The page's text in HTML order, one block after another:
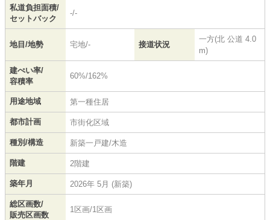
私道負担面積/
セットバック
-/-
地目/地勢 宅地/- 接道状況
一方(北 公道 4.0
m)
建ぺい率/
容積率
60%/162%
用途地域 第一種住居
都市計画 市街化区域
種別/構造 新築一戸建/木造
階建 2階建
築年月 2026年 5月 (新築)
総区画数/
販売区画数
1区画/1区画